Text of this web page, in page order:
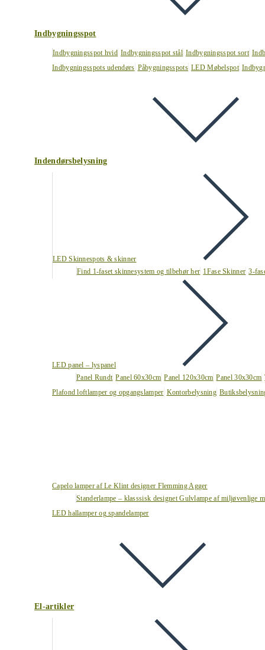
Indbygningsspot
Indbygningsspot hvid Indbygningsspot stål Indbygningsspot sort
Indbygningsspots udendørs Påbygningsspots LED Møbelspot
Indendørsbelysning
LED Skinnespots & skinner
Find 1-faset skinnesystem og tilbehør her 1Fase Skinner 3-
LED panel – lyspanel
Panel Rundt Panel 60x30cm Panel 120x30cm Panel 30x30cm
Plafond loftlamper og opgangslamper Kontorbelysning
Capelo lamper af Le Klint designer Flemming Agger
Standerlampe – klasssisk designet Gulvlampe af miljøvenlige
LED hallamper og spandelamper
El-artikler